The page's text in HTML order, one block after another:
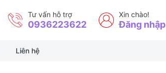
Tư vấn hỗ trợ
0936223622
Xin chào!
Đăng nhập
Liên hệ